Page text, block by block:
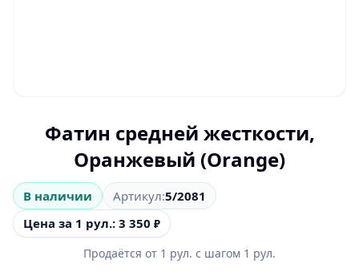
Фатин средней жесткости,
Оранжевый (Orange)
В наличии Артикул:5/2081
Цена за 1 рул.: 3 350 ₽
Продаётся от 1 рул. с шагом 1 рул.